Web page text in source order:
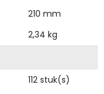
210 mm
2,34 kg
112 stuk(s)